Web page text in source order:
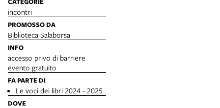
incontri
PROMOSSO DA
Biblioteca Salaborsa
INFO
accesso privo di barriere
evento gratuito
FA PARTE DI
Le voci dei libri 2024 - 2025
DOVE